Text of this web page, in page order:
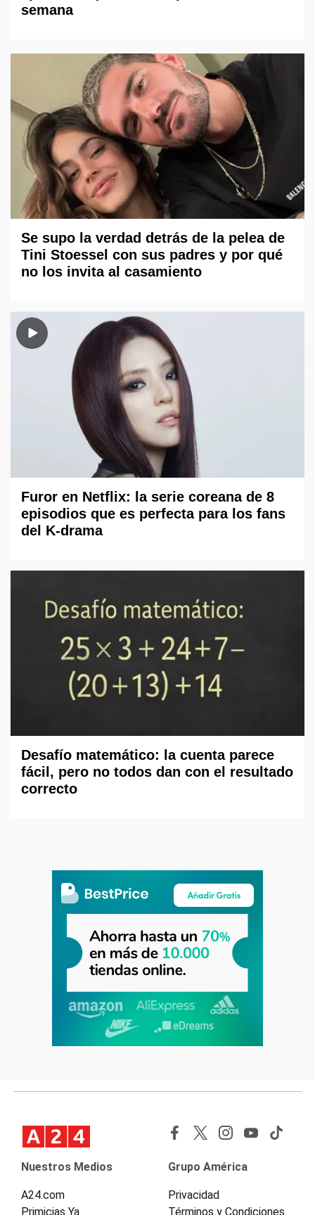
semana
Se supo la verdad detrás de la pelea de
Tini Stoessel con sus padres y por qué
no los invita al casamiento
Furor en Netflix: la serie coreana de 8
episodios que es perfecta para los fans
del K-drama
Desafío matemático: la cuenta parece
fácil, pero no todos dan con el resultado
correcto
Nuestros Medios
A24.com
Primicias Ya
Grupo América
Privacidad
Términos y Condiciones